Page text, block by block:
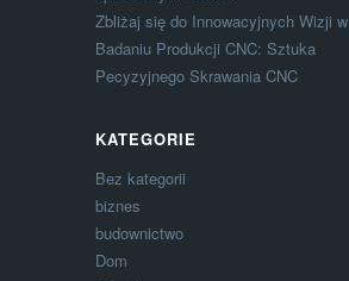
Zbliżaj się do Innowacyjnych Wizji w
Badaniu Produkcji CNC: Sztuka
Pecyzyjnego Skrawania CNC
KATEGORIE
Bez kategorii
biznes
budownictwo
Dom